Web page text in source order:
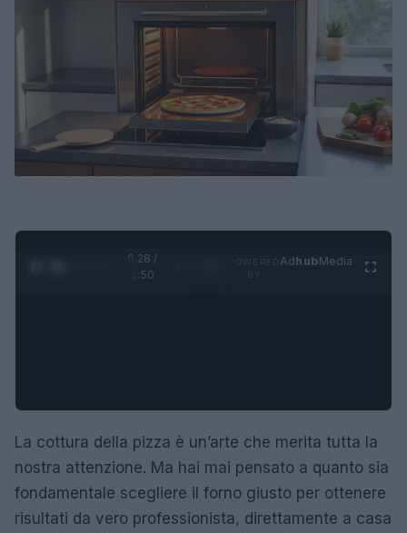
0:28 /
1:50
AdhubMedia
La cottura della pizza è un’arte che merita tutta la
nostra attenzione. Ma hai mai pensato a quanto sia
fondamentale scegliere il forno giusto per ottenere
risultati da vero professionista, direttamente a casa